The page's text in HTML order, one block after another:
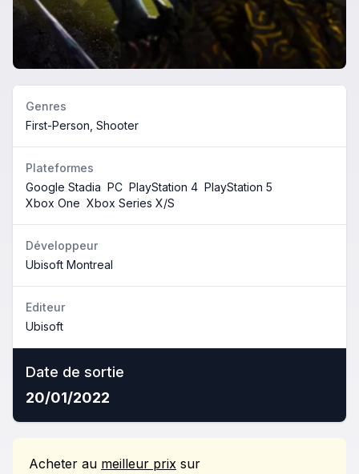
Genres
First-Person, Shooter
Plateformes
Google Stadia PC PlayStation 4 PlayStation 5
Xbox One Xbox Series X/S
Développeur
Ubisoft Montreal
Editeur
Ubisoft
Date de sortie
20/01/2022
Acheter au meilleur prix sur